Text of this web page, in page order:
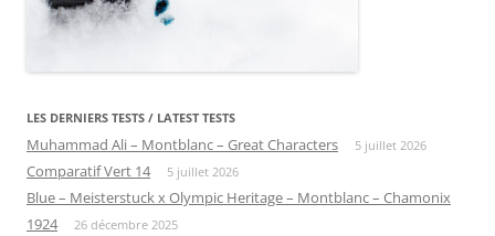
LES DERNIERS TESTS / LATEST TESTS
Muhammad Ali – Montblanc – Great Characters 5 juillet 2026
Comparatif Vert 14 5 juillet 2026
Blue – Meisterstuck x Olympic Heritage – Montblanc – Chamonix
1924
26 décembre 2025